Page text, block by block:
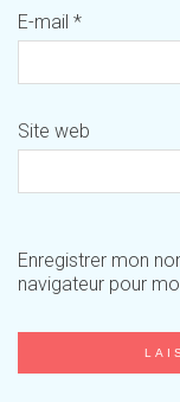
E-mail *
Site web
Enregistrer mon
navigateur pour